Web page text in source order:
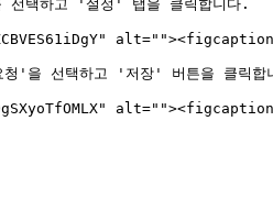
택하고 '설정' 탭을 클릭합니다.
'을 선택하고 '저장' 버튼을 클릭합